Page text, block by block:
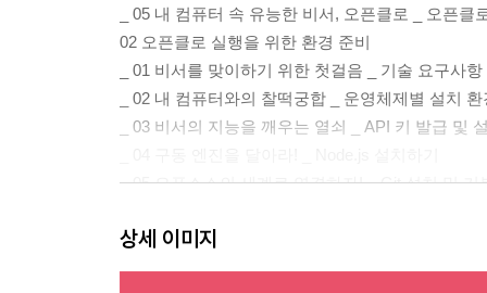
_ 05 내 컴퓨터 속 유능한 비서, 오픈클로 _ 오픈클
02 오픈클로 실행을 위한 환경 준비
_ 01 비서를 맞이하기 위한 첫걸음 _ 기술 요구사
_ 02 내 컴퓨터와의 찰떡궁합 _ 운영체제별 설치
_ 03 비서의 지능을 깨우는 열쇠 _ API 키 발급 및
_ 05 오픈소스의 세계로 연결하자! _ Git 설치 및 기
_ 01 이제 만나러 갑니다! _ Windows(윈도우) 환경
_ 02 첫 명령을 수행해! _ 대시보드 실행 및 작업 수
상세 이미지